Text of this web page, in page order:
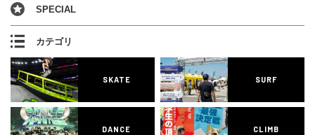
SPECIAL
カテゴリ
SKATE SURF
DANCE CLIMB